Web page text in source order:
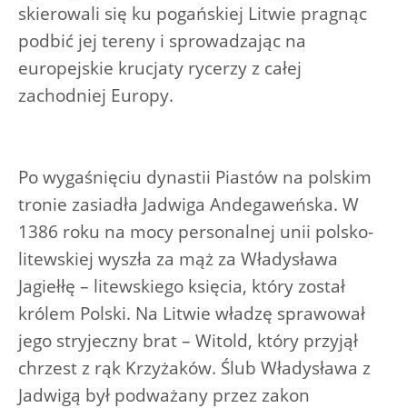
skierowali się ku pogańskiej Litwie pragnąc
podbić jej tereny i sprowadzając na
europejskie krucjaty rycerzy z całej
zachodniej Europy.
Po wygaśnięciu dynastii Piastów na polskim
tronie zasiadła Jadwiga Andegaweńska. W
1386 roku na mocy personalnej unii polsko-
litewskiej wyszła za mąż za Władysława
Jagiełłę – litewskiego księcia, który został
królem Polski. Na Litwie władzę sprawował
jego stryjeczny brat – Witold, który przyjął
chrzest z rąk Krzyżaków. Ślub Władysława z
Jadwigą był podważany przez zakon